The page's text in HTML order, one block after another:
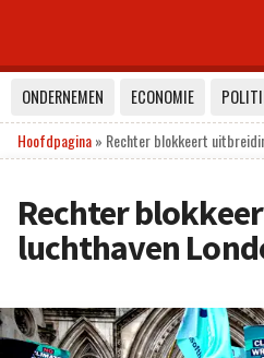
ONDERNEMEN ECONOMIE
Hoofdpagina» Rechter blokkeert
Rechter
luchthaven